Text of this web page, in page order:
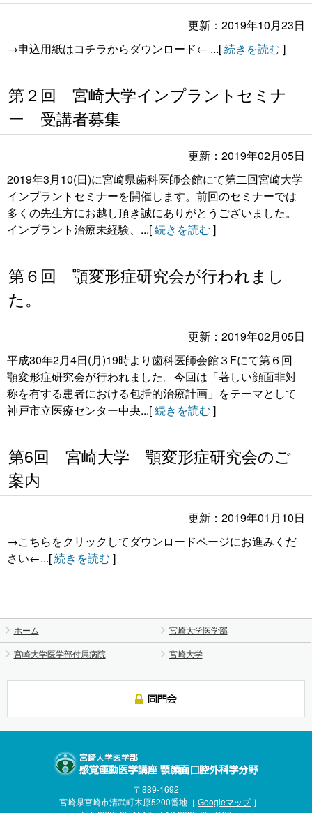
更新：2019年10月23日
→申込用紙はコチラからダウンロード← ...[続きを読む ]
第２回 宮崎大学インプラントセミナ
ー 受講者募集
更新：2019年02月05日
2019年3月10(日)に宮崎県歯科医師会館にて第二回宮崎大学
インプラントセミナーを開催します。前回のセミナーでは
多くの先生方にお越し頂き誠にありがとうございました。
インプラント治療未経験、...[続きを読む ]
第６回 顎変形症研究会が行われまし
た。
更新：2019年02月05日
平成30年2月4日(月)19時より歯科医師会館３Fにて第６回
顎変形症研究会が行われました。今回は「著しい顔面非対
称を有する患者における包括的治療計画」をテーマとして
神戸市立医療センター中央...[続きを読む ]
第6回 宮崎大学 顎変形症研究会のご
案内
更新：2019年01月10日
→こちらをクリックしてダウンロードページにお進みくだ
さい←...[続きを読む ]
ホーム
宮崎大学医学部
宮崎大学医学部付属病院
宮崎大学
〒889-1692
宮崎県宮崎市清武町木原5200番地［ Googleマップ］